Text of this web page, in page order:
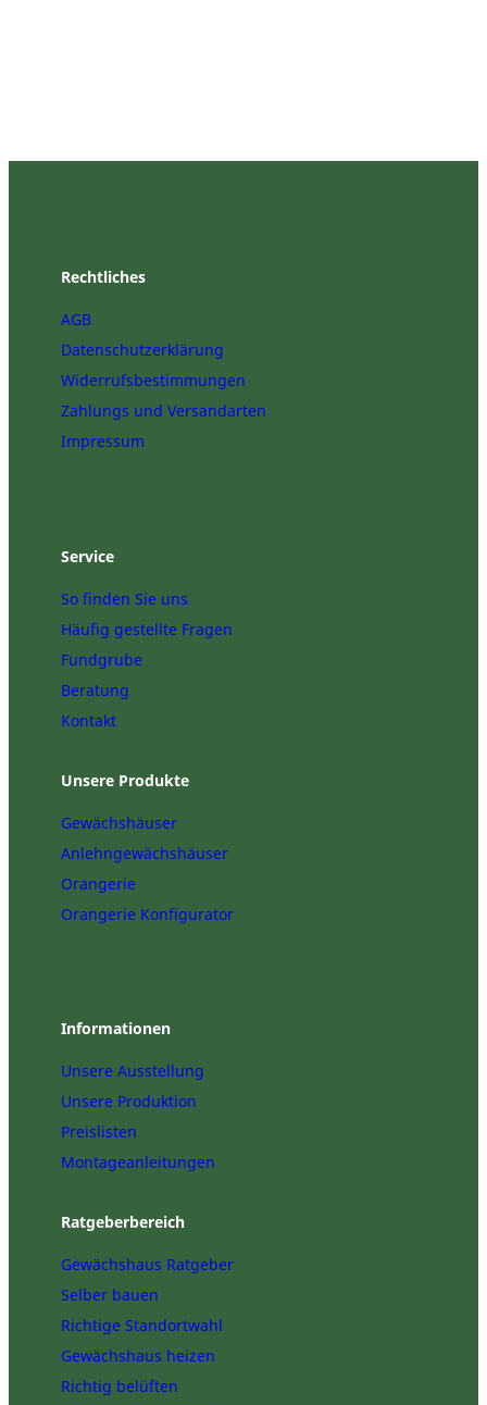
Rechtliches
AGB
Datenschutzerklärung
Widerrufsbestimmungen
Zahlungs und Versandarten
Impressum
Service
So finden Sie uns
Häufig gestellte Fragen
Fundgrube
Beratung
Kontakt
Unsere Produkte
Gewächshäuser
Anlehngewächshäuser
Orangerie
Orangerie Konfigurator
Informationen
Unsere Ausstellung
Unsere Produktion
Preislisten
Montageanleitungen
Ratgeberbereich
Gewächshaus Ratgeber
Selber bauen
Richtige Standortwahl
Gewächshaus heizen
Richtig belüften